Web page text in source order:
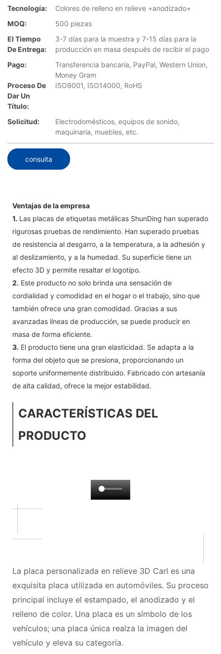
Tecnología:
Colores de relleno en relieve +anodizado+
MOQ:
500 piezas
El Tiempo
De Entrega:
3-7 días para la muestra y 7-15 días para la
producción en masa después de recibir el pago
Pago:
Transferencia bancaria, PayPal, Western Union,
Money Gram
Proceso De
Dar Un
Título:
ISO9001, ISO14000, RoHS
Solicitud:
Electrodomésticos, equipos de sonido,
maquinaria, muebles, etc.
consulta
Ventajas de la empresa
1. Las placas de etiquetas metálicas ShunDing han superado
rigurosas pruebas de rendimiento. Han superado pruebas
de resistencia al desgarro, a la temperatura, a la adhesión y
al deslizamiento, y a la humedad. Su superficie tiene un
efecto 3D y permite resaltar el logotipo.
2. Este producto no solo brinda una sensación de
cordialidad y comodidad en el hogar o el trabajo, sino que
también ofrece una gran comodidad. Gracias a sus
avanzadas líneas de producción, se puede producir en
masa de forma eficiente.
3. El producto tiene una gran elasticidad. Se adapta a la
forma del objeto que se presiona, proporcionando un
soporte uniformemente distribuido. Fabricado con artesanía
de alta calidad, ofrece la mejor estabilidad.
CARACTERÍSTICAS DEL
PRODUCTO
La placa personalizada en relieve 3D Carl es una
exquisita placa utilizada en automóviles. Su proceso
principal incluye el estampado, el anodizado y el
relleno de color. Una placa es un símbolo de los
vehículos; una placa única realza la imagen del
vehículo y eleva su categoría.